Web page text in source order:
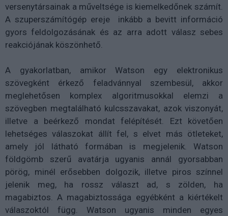
versenytársainak a műveltsége is kiemelkedőnek számít.
A szuperszámítógép ereje inkább a bevitt információ
gyors feldolgozásának és az arra adott válasz sebes
reakciójának köszönhető.
A gyakorlatban, amikor Watson egy elektronikus
szövegként érkező feladvánnyal szembesül, akkor
meglehetősen komplex algoritmusokkal elemzi a
szövegben megtalálható kulcsszavakat, azok viszonyát,
illetve a beérkező mondat felépítését. Ezt követően
lehetséges válaszokat állít fel, s elvet más ötleteket,
amely jól látható formában is megjelenik. Watson
földgömb szerű avatárja ugyanis annál gyorsabban
pörög, minél erősebben dolgozik, illetve piros színnel
jelenik meg, ha rossz választ ad, s zölden, ha
magabiztos. A magabiztossága egyébként a kiértékelt
válaszoktól függ. Watson ugyanis minden egyes